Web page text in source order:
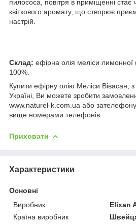
пилососа, повітря в приміщенні стає
квіткового аромату, що створює
настрій.
Склад: ефірна олія меліси лимонної
100%.
Купити ефірну олію Меліси Вівасан,
Україні, Ви можете зробити
www.naturel-k.com.ua або
вище номерами телефонів
Приховати
Характеристики
Основні
Виробник
Elixan
Країна виробник